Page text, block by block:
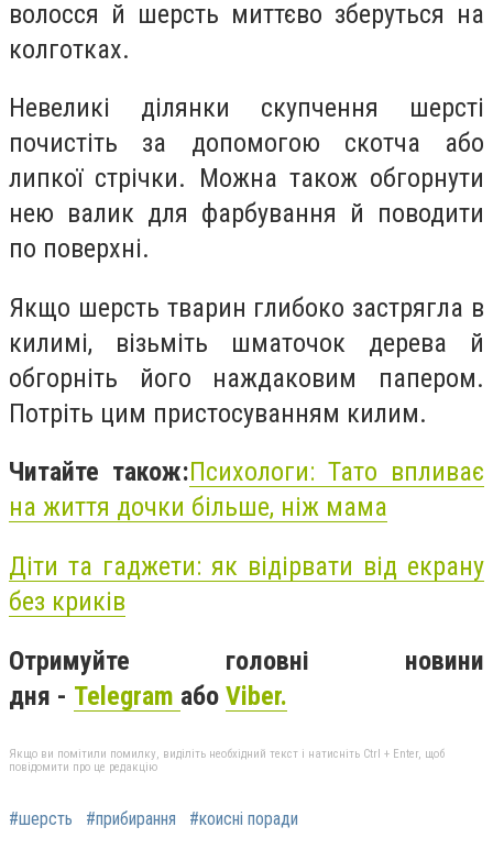
волосся й шерсть миттєво зберуться на
колготках.
Невеликі ділянки скупчення шерсті
почистіть за допомогою скотча або
липкої стрічки. Можна також обгорнути
нею валик для фарбування й поводити
по поверхні.
Якщо шерсть тварин глибоко застрягла в
килимі, візьміть шматочок дерева й
обгорніть його наждаковим папером.
Потріть цим пристосуванням килим.
Читайте також:Психологи: Тато впливає
на життя дочки більше, ніж мама
Діти та гаджети: як відірвати від екрану
без криків
Отримуйте головні новини
дня - Telegram або Viber.
Якщо ви помітили помилку, виділіть необхідний текст і натисніть Ctrl + Enter, щоб
повідомити про це редакцію
#шерсть #прибирання #коисні поради